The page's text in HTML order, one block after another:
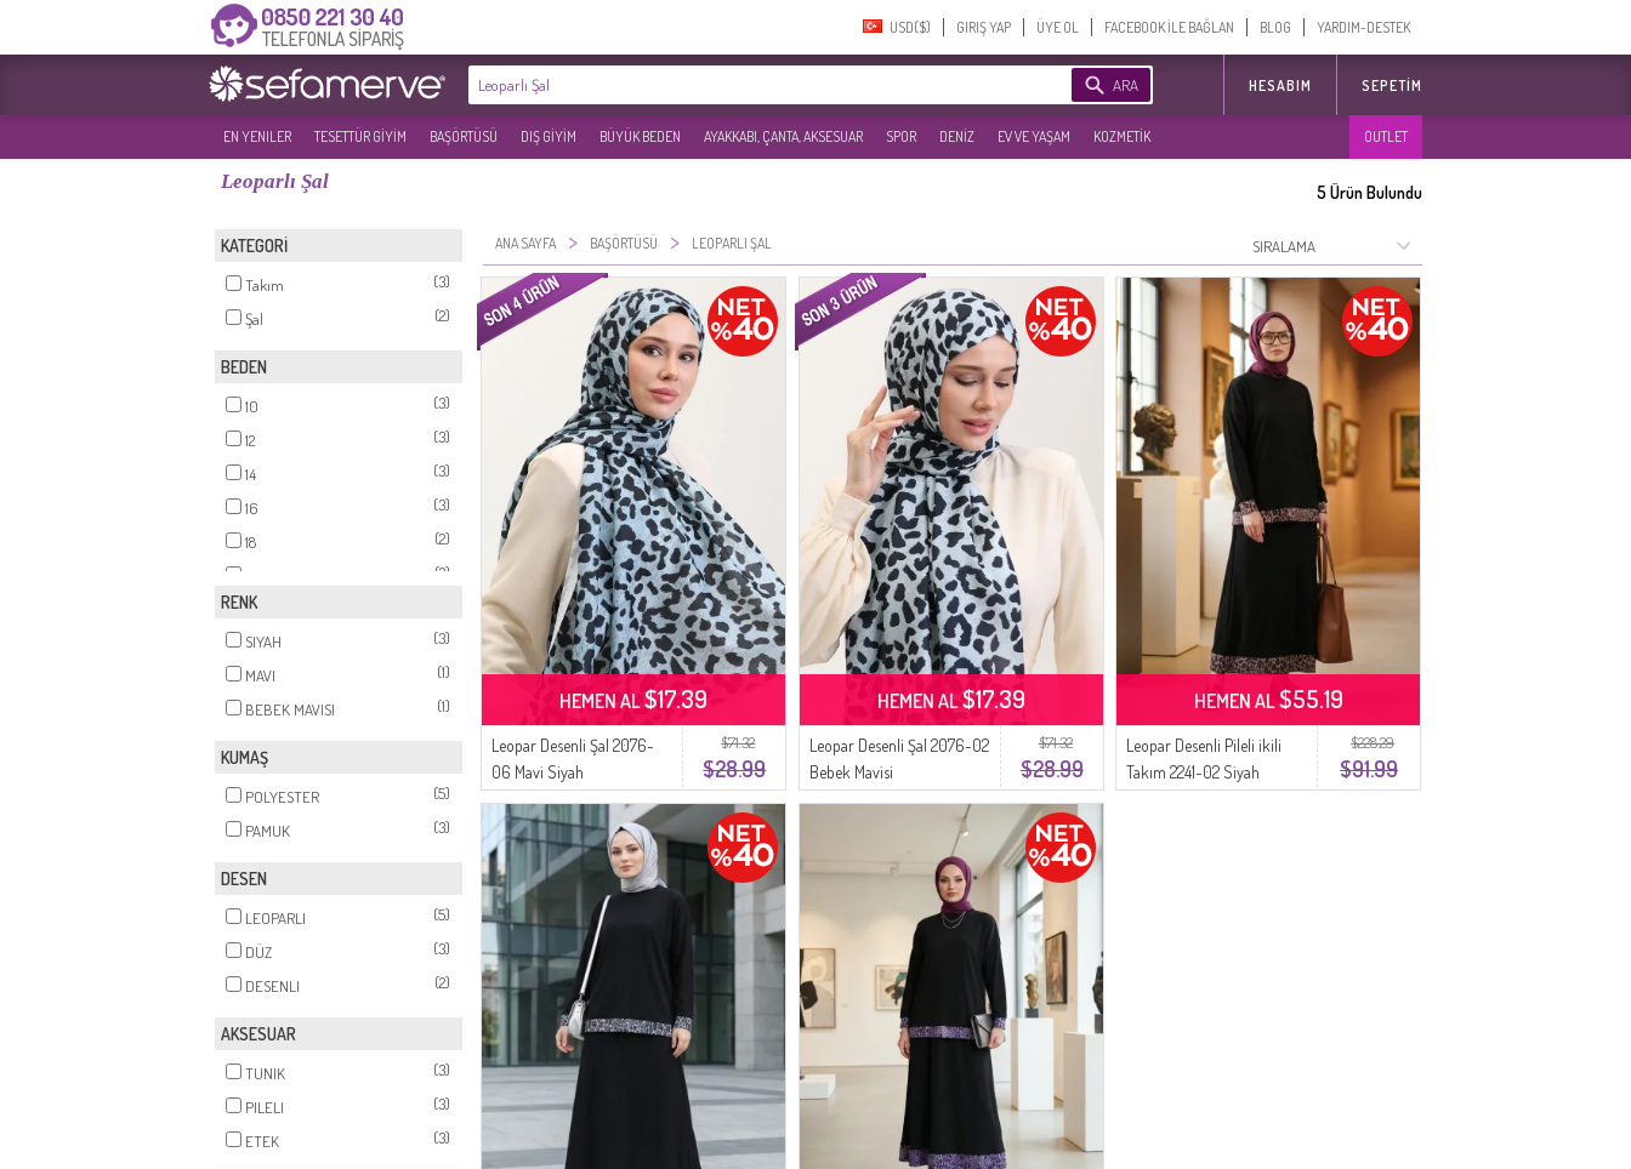
USD($)‎ GIRIŞ YAP ÜYE OL FACEBOOK İLE BAĞLAN BLOG YARDIM-DESTEK
ARA HESABIM SEPETIM
EN YENILER TESETTÜR GİYİM BAŞÖRTÜSÜ DIŞ GİYİM BÜYÜK BEDEN AYAKKABI, ÇANTA, AKSESUAR SPOR DENİZ EV VE YAŞAM KOZMETİK OUTLET
Leoparlı Şal 5Ürün Bulundu
KATEGORİ
Takım
(3)
Şal
(2)
BEDEN
10
(3)
12
(3)
14
(3)
16
(3)
18
(2)
(2)
RENK
SIYAH
(3)
MAVI
(1)
BEBEK MAVISI
(1)
KUMAŞ
POLYESTER
(5)
PAMUK
(3)
DESEN
LEOPARLI
(5)
DÜZ
(3)
DESENLI
(2)
AKSESUAR
TUNIK
(3)
PILELI
(3)
ETEK
(3)
ANA SAYFA > BAŞÖRTÜSÜ > LEOPARLI ŞAL
$71.32
$28.99
Leopar Desenli Şal 2076-
06 Mavi Siyah
HEMEN AL$17.39
$71.32
$28.99
Leopar Desenli Şal 2076-02
Bebek Mavisi
HEMEN AL$17.39
$228.29
$91.99
Leopar Desenli Pileli ikili
Takım 2241-02 Siyah
HEMEN AL$55.19